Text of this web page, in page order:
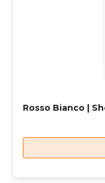
Rosso Bianco |